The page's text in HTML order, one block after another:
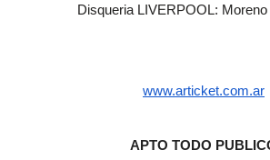
Disqueria LIVERPOOL:
www.articket.com.ar
APTO TODO